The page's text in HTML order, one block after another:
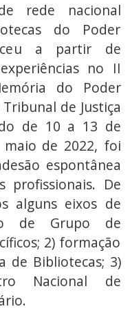
rede nacional
do Poder
a partir de
no II
do Poder
de Justiça
de 10 a 13 de
de 2022, foi
espontânea
profissionais. De
alguns eixos de
de Grupo de
2) formação
de Bibliotecas; 3)
Nacional de